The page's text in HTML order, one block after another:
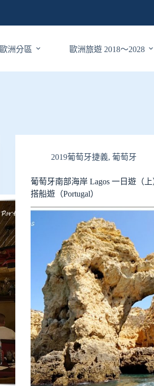
歐洲分區 歐洲旅遊 2018～2028
2019葡萄牙捷義,葡萄牙
葡萄牙南部海岸 Lagos 一日遊（
搭船遊（Portugal）